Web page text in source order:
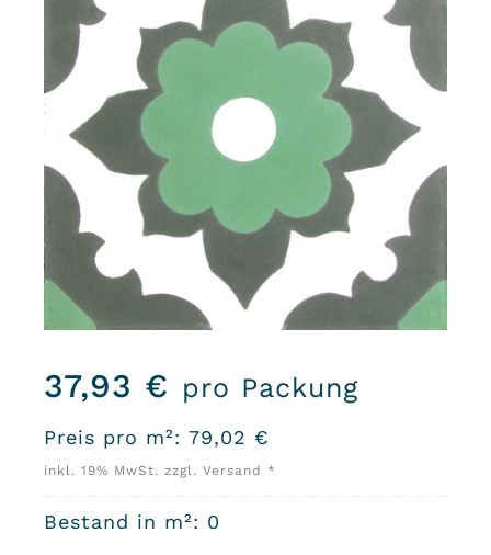
37,93 € pro Packung
Preis pro m²: 79,02 €
inkl. 19% MwSt. zzgl. Versand *
Bestand in m²: 0